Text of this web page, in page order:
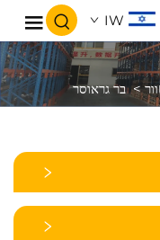
IW
>בר גראוסר